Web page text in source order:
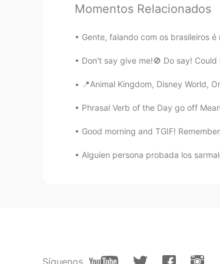
Momentos Relacionados
Gente, falando com os brasileiros
Don't say give me!🚫 Do say!
📍Animal Kingdom, Disney World,
Phrasal Verb of the Day go off
Good morning and TGIF!
Alguien persona probada los
Síguenos